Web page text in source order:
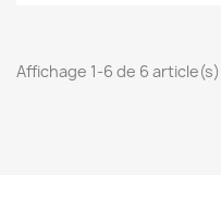
Affichage 1-6 de 6 article(s)